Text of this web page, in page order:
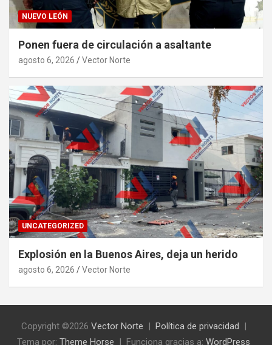
NUEVO LEÓN
Ponen fuera de circulación a asaltante
agosto 6, 2026 Vector Norte
UNCATEGORIZED
Explosión en la Buenos Aires, deja un herido
agosto 6, 2026 Vector Norte
Copyright ©2026 Vector Norte
Política de privacidad
Tema por: Theme Horse Funciona gracias a: WordPress